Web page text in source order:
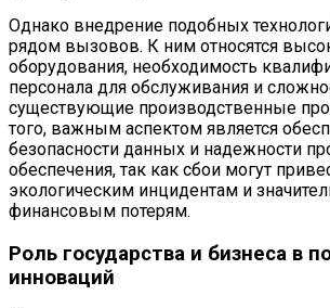
Однако внедрение подобных
рядом вызовов. К ним относятся
оборудования, необходимость
персонала для обслуживания и
существующие производственные
того, важным аспектом является
безопасности данных и надежности
обеспечения, так как сбои могут
экологическим инцидентам и
финансовым потерям.
Роль государства и бизнеса в
инноваций